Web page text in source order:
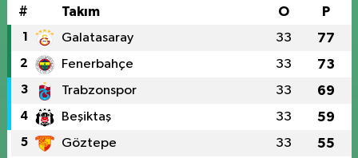
# Takım O P
1 Galatasaray 33 77
2 Fenerbahçe 33 73
3 Trabzonspor 33 69
4 Beşiktaş 33 59
5 Göztepe 33 55